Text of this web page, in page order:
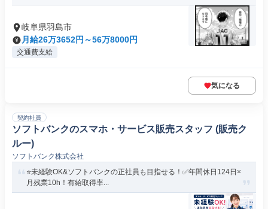
岐阜県羽島市
月給26万3652円～56万8000円
交通費支給
気になる
契約社員
ソフトバンクのスマホ・サービス販売スタッフ (販売ク
ルー)
ソフトバンク株式会社
⭐未経験OK&ソフトバンクの正社員も目指せる！✅年間休日124日×
月残業10h！有給取得率...